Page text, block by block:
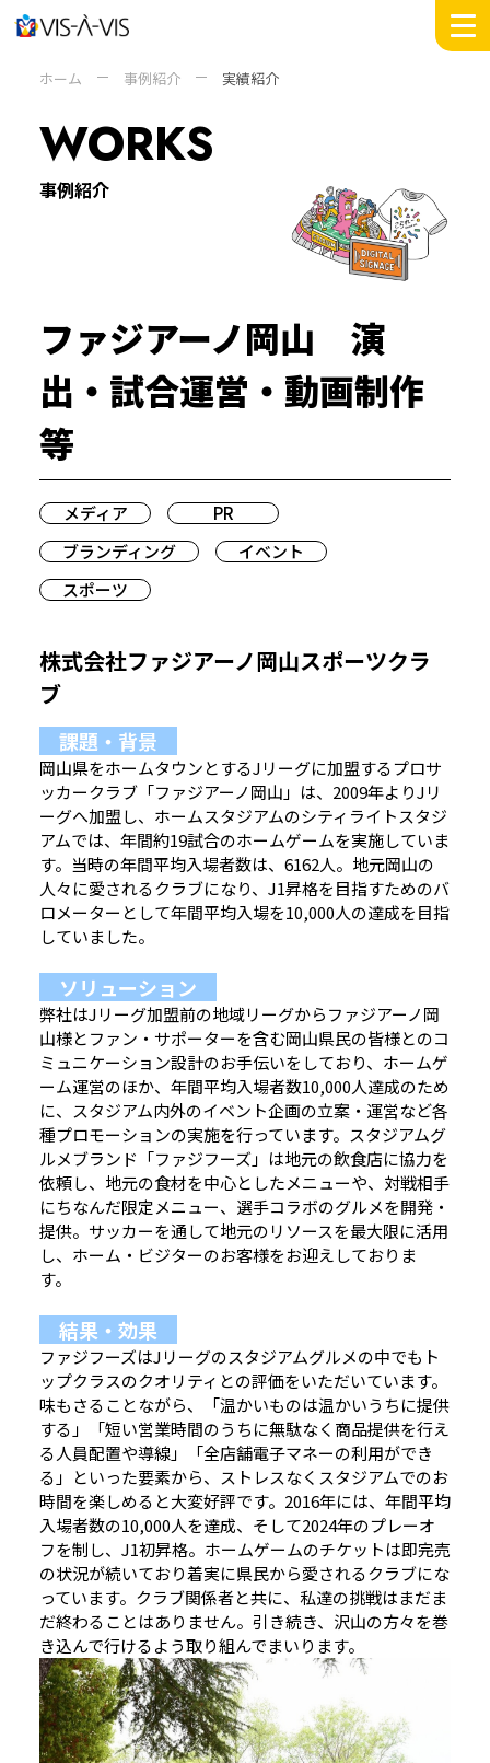
MESSAGE
INSIGHTS
DOMAIN
COMPANY +
SUSTAINABILITY
NEWS
RECRUIT
ホーム 事例紹介 実績紹介
WORKS
事例紹介
ファジアーノ岡山 演
出・試合運営・動画制作
等
メディア
PR
ブランディング
イベント
スポーツ
株式会社ファジアーノ岡山スポーツクラ
ブ
課題・背景
岡山県をホームタウンとするJリーグに加盟するプロサ
ッカークラブ「ファジアーノ岡山」は、2009年よりJリ
ーグへ加盟し、ホームスタジアムのシティライトスタジ
アムでは、年間約19試合のホームゲームを実施していま
す。当時の年間平均入場者数は、6162人。地元岡山の
人々に愛されるクラブになり、J1昇格を目指すためのバ
ロメーターとして年間平均入場を10,000人の達成を目指
していました。
ソリューション
弊社はJリーグ加盟前の地域リーグからファジアーノ岡
山様とファン・サポーターを含む岡山県民の皆様とのコ
ミュニケーション設計のお手伝いをしており、ホームゲ
ーム運営のほか、年間平均入場者数10,000人達成のため
に、スタジアム内外のイベント企画の立案・運営など各
種プロモーションの実施を行っています。スタジアムグ
ルメブランド「ファジフーズ」は地元の飲食店に協力を
依頼し、地元の食材を中心としたメニューや、対戦相手
にちなんだ限定メニュー、選手コラボのグルメを開発・
提供。サッカーを通して地元のリソースを最大限に活用
し、ホーム・ビジターのお客様をお迎えしておりま
す。
結果・効果
ファジフーズはJリーグのスタジアムグルメの中でもト
ップクラスのクオリティとの評価をいただいています。
味もさることながら、「温かいものは温かいうちに提供
する」「短い営業時間のうちに無駄なく商品提供を行え
る人員配置や導線」「全店舗電子マネーの利用ができ
る」といった要素から、ストレスなくスタジアムでのお
時間を楽しめると大変好評です。2016年には、年間平均
入場者数の10,000人を達成、そして2024年のプレーオ
フを制し、J1初昇格。ホームゲームのチケットは即完売
の状況が続いており着実に県民から愛されるクラブにな
っています。クラブ関係者と共に、私達の挑戦はまだま
だ終わることはありません。引き続き、沢山の方々を巻
き込んで行けるよう取り組んでまいります。